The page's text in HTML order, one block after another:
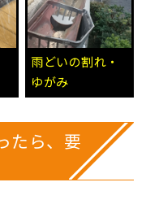
雨どいの割れ・
ゆがみ
たら、要